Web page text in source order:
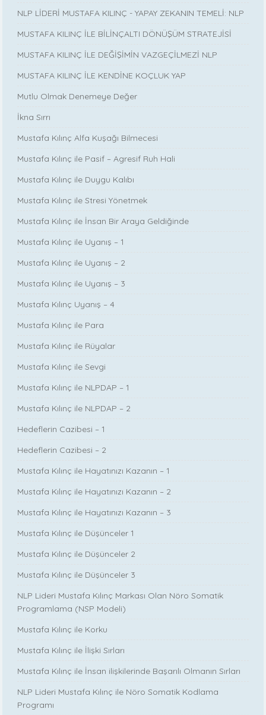
NLP LİDERİ MUSTAFA KILINÇ - YAPAY ZEKANIN TEMELİ: NLP
MUSTAFA KILINÇ İLE BİLİNÇALTI DÖNÜŞÜM STRATEJİSİ
MUSTAFA KILINÇ İLE DEĞİŞİMİN VAZGEÇİLMEZİ NLP
MUSTAFA KILINÇ İLE KENDİNE KOÇLUK YAP
Mutlu Olmak Denemeye Değer
İkna Sırrı
Mustafa Kılınç Alfa Kuşağı Bilmecesi
Mustafa Kılınç ile Pasif – Agresif Ruh Hali
Mustafa Kılınç ile Duygu Kalıbı
Mustafa Kılınç ile Stresi Yönetmek
Mustafa Kılınç ile İnsan Bir Araya Geldiğinde
Mustafa Kılınç ile Uyanış – 1
Mustafa Kılınç ile Uyanış – 2
Mustafa Kılınç ile Uyanış – 3
Mustafa Kılınç Uyanış – 4
Mustafa Kılınç ile Para
Mustafa Kılınç ile Rüyalar
Mustafa Kılınç ile Sevgi
Mustafa Kılınç ile NLPDAP – 1
Mustafa Kılınç ile NLPDAP – 2
Hedeflerin Cazibesi – 1
Hedeflerin Cazibesi – 2
Mustafa Kılınç ile Hayatınızı Kazanın – 1
Mustafa Kılınç ile Hayatınızı Kazanın – 2
Mustafa Kılınç ile Hayatınızı Kazanın – 3
Mustafa Kılınç ile Düşünceler 1
Mustafa Kılınç ile Düşünceler 2
Mustafa Kılınç ile Düşünceler 3
NLP Lideri Mustafa Kılınç Markası Olan Nöro Somatik
Programlama (NSP Modeli)
Mustafa Kılınç ile Korku
Mustafa Kılınç ile İlişki Sırları
Mustafa Kılınç ile İnsan ilişkilerinde Başarılı Olmanın Sırları
NLP Lideri Mustafa Kılınç ile Nöro Somatik Kodlama
Programı